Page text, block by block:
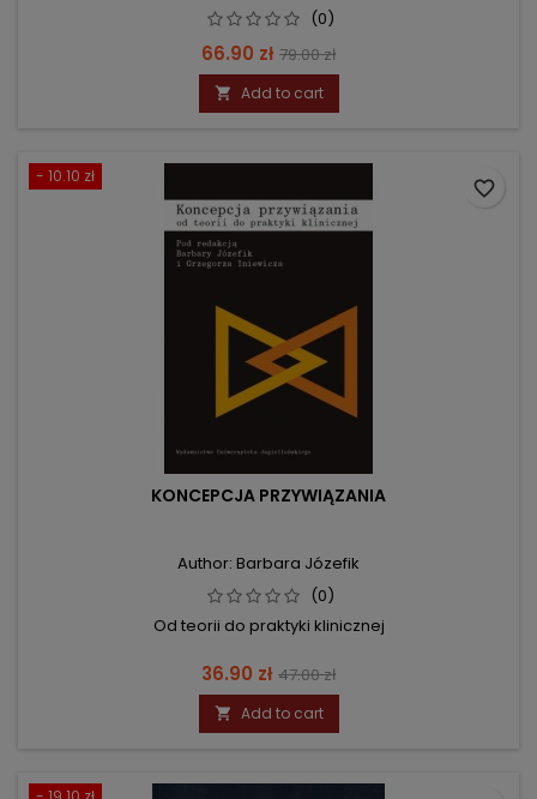
(0)
Price
66.90 zł Regular
price
79.00 zł
 Add to cart
- 10.10 zł
KONCEPCJA PRZYWIĄZANIA
Author: Barbara Józefik
(0)
Od teorii do praktyki klinicznej
Price
36.90 zł Regular
price
47.00 zł
 Add to cart
favorite_border